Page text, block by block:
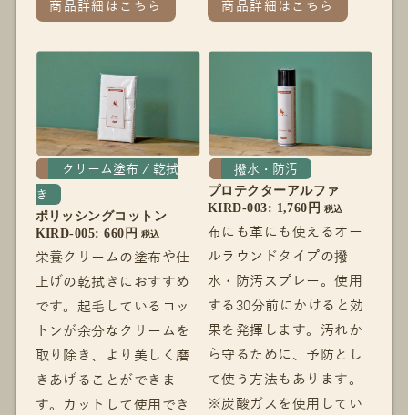
商品詳細はこちら 商品詳細はこちら
クリーム塗布 / 乾拭
き
ポリッシングコットン
KIRD-005: 660円 税込
栄養クリームの塗布や仕
上げの乾拭きにおすすめ
です。起毛しているコッ
トンが余分なクリームを
取り除き、より美しく磨
きあげることができま
す。カットして使用でき
撥水・防汚
プロテクターアルファ
KIRD-003: 1,760円 税込
布にも革にも使えるオー
ルラウンドタイプの撥
水・防汚スプレー。使用
する30分前にかけると効
果を発揮します。汚れか
ら守るために、予防とし
て使う方法もあります。
※炭酸ガスを使用してい